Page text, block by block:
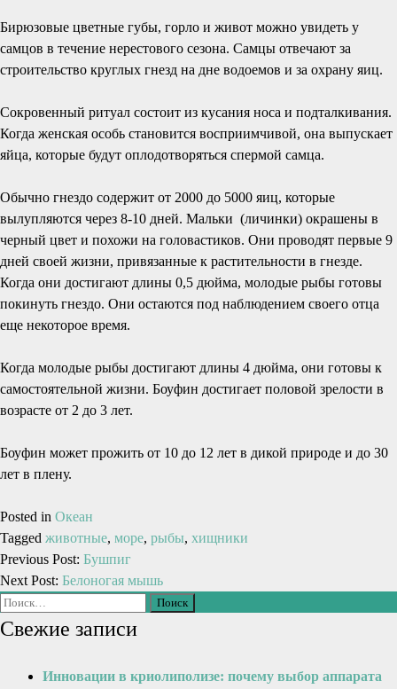
Бирюзовые цветные губы, горло и живот можно увидеть у
самцов в течение нерестового сезона. Самцы отвечают за
строительство круглых гнезд на дне водоемов и за охрану яиц.
Сокровенный ритуал состоит из кусания носа и подталкивания.
Когда женская особь становится восприимчивой, она выпускает
яйца, которые будут оплодотворяться спермой самца.
Обычно гнездо содержит от 2000 до 5000 яиц, которые
вылупляются через 8-10 дней. Мальки (личинки) окрашены в
черный цвет и похожи на головастиков. Они проводят первые 9
дней своей жизни, привязанные к растительности в гнезде.
Когда они достигают длины 0,5 дюйма, молодые рыбы готовы
покинуть гнездо. Они остаются под наблюдением своего отца
еще некоторое время.
Когда молодые рыбы достигают длины 4 дюйма, они готовы к
самостоятельной жизни. Боуфин достигает половой зрелости в
возрасте от 2 до 3 лет.
Боуфин может прожить от 10 до 12 лет в дикой природе и до 30
лет в плену.
Posted in Океан
Tagged животные, море, рыбы, хищники
Previous Post: Бушпиг
Next Post: Белоногая мышь
Свежие записи
Инновации в криолиполизе: почему выбор аппарата